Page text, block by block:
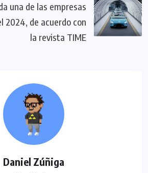
una de las empresas
2024, de acuerdo con
la revista TIME
Daniel Zúñiga